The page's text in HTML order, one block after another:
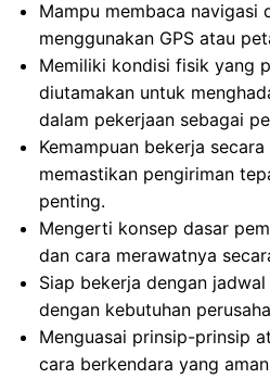
Mampu membaca navigasi
menggunakan GPS atau
Memiliki kondisi fisik yang
diutamakan untuk
dalam pekerjaan sebagai
Kemampuan bekerja
memastikan pengiriman
penting.
Mengerti konsep dasar
dan cara merawatnya
Siap bekerja dengan
dengan kebutuhan
Menguasai prinsip-prinsip
cara berkendara yang